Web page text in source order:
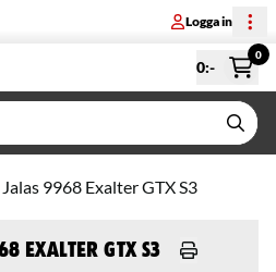
Logga in
0:-
0
9968 Exalter GTX S3
Exalter GTX S3